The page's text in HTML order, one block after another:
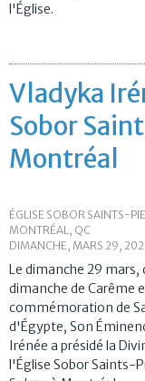
l'Église.
Vladyka
Sobor
Montréal
ÉGLISE SOBOR SAINTS-
MONTRÉAL, QC
DIMANCHE, MARS 29,
Le dimanche 29 mars,
dimanche de Carême
commémoration de
d'Égypte, Son
Irénée a présidé la
l'Église Sobor Saints-